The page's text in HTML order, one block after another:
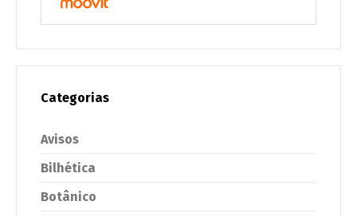
Categorias
Avisos
Bilhética
Botânico